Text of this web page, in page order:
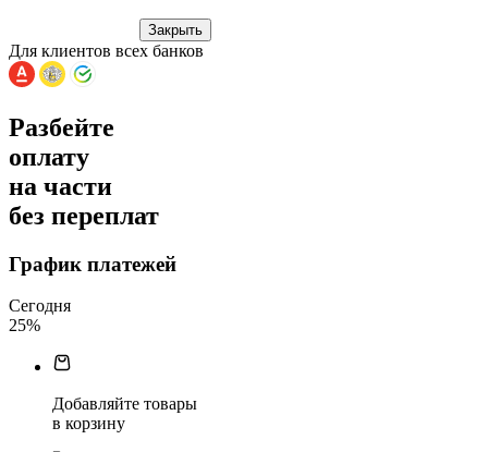
Закрыть
Для клиентов всех банков
Разбейте
оплату
на части
без переплат
График платежей
Сегодня
25%
Добавляйте товары
в корзину